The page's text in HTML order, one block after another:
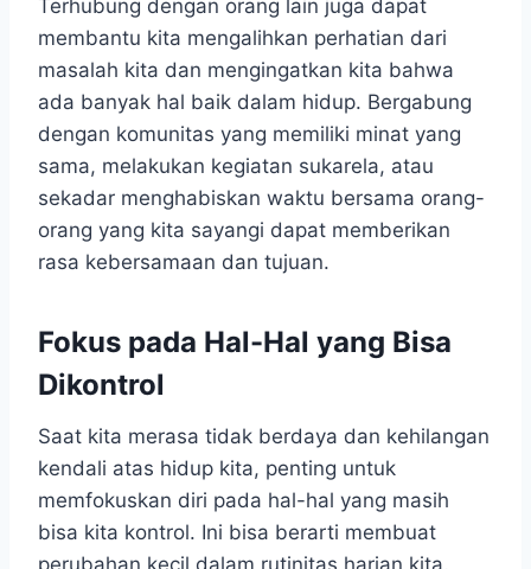
Terhubung dengan orang lain juga dapat
membantu kita mengalihkan perhatian dari
masalah kita dan mengingatkan kita bahwa
ada banyak hal baik dalam hidup. Bergabung
dengan komunitas yang memiliki minat yang
sama, melakukan kegiatan sukarela, atau
sekadar menghabiskan waktu bersama orang-
orang yang kita sayangi dapat memberikan
rasa kebersamaan dan tujuan.
Fokus pada Hal-Hal yang Bisa
Dikontrol
Saat kita merasa tidak berdaya dan kehilangan
kendali atas hidup kita, penting untuk
memfokuskan diri pada hal-hal yang masih
bisa kita kontrol. Ini bisa berarti membuat